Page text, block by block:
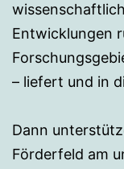
Entwicklungen
– liefert und in
Dann
Förderfeld am